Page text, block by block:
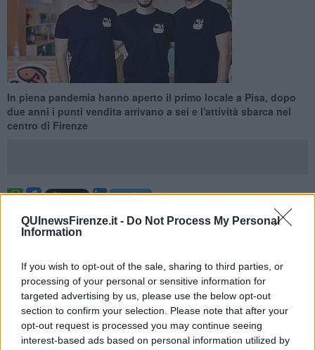
QUInewsFirenze.it - Do Not Process My Personal
Information
If you wish to opt-out of the sale, sharing to third parties, or
processing of your personal or sensitive information for
targeted advertising by us, please use the below opt-out
section to confirm your selection. Please note that after your
opt-out request is processed you may continue seeing
interest-based ads based on personal information utilized by
In piena pandemia hanno aperto il primo locale a Pisa, dopo
due anni i punti vendita arrivano a sei e l'attività sbarca nel
centro di Firenze
FIRENZE —
Giovani under 30 hanno aperto il primo punto
vendita PokèFlash a Giugno 2020 a Pisa in piena
personale.
Il nuovo locale sarà davanti alla Stazione di Santa Maria Novella tra
Mcdonald e Burger King, in piazza della stazione 11.
L’inaugurazione è prevista venerdì 18 Novembre 2022.